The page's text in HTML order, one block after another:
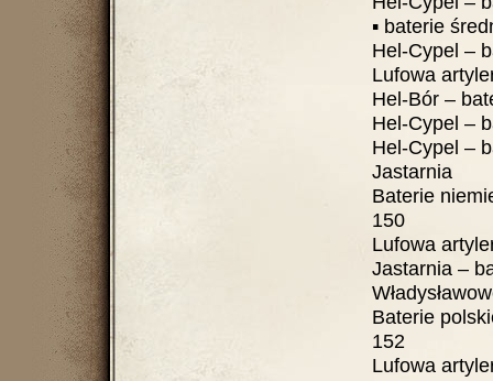
▪ baterie
Hel-Cypel –
Lufowa
Hel-Bór –
Hel-Cypel –
Hel-Cypel –
Jastarnia
Baterie
150
Lufowa
Jastarnia –
Baterie
152
Lufowa